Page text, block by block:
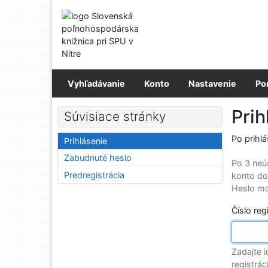
Prejsť na menu
Prehlásenie o webovej prístupnosti
Vyhľadávanie Konto Nastavenie
Po
Po 3
konto
Heslo
Číslo
Zadajte
Súvisiace stránky
Prihlásenie
Zabudnuté heslo
Predregistrácia